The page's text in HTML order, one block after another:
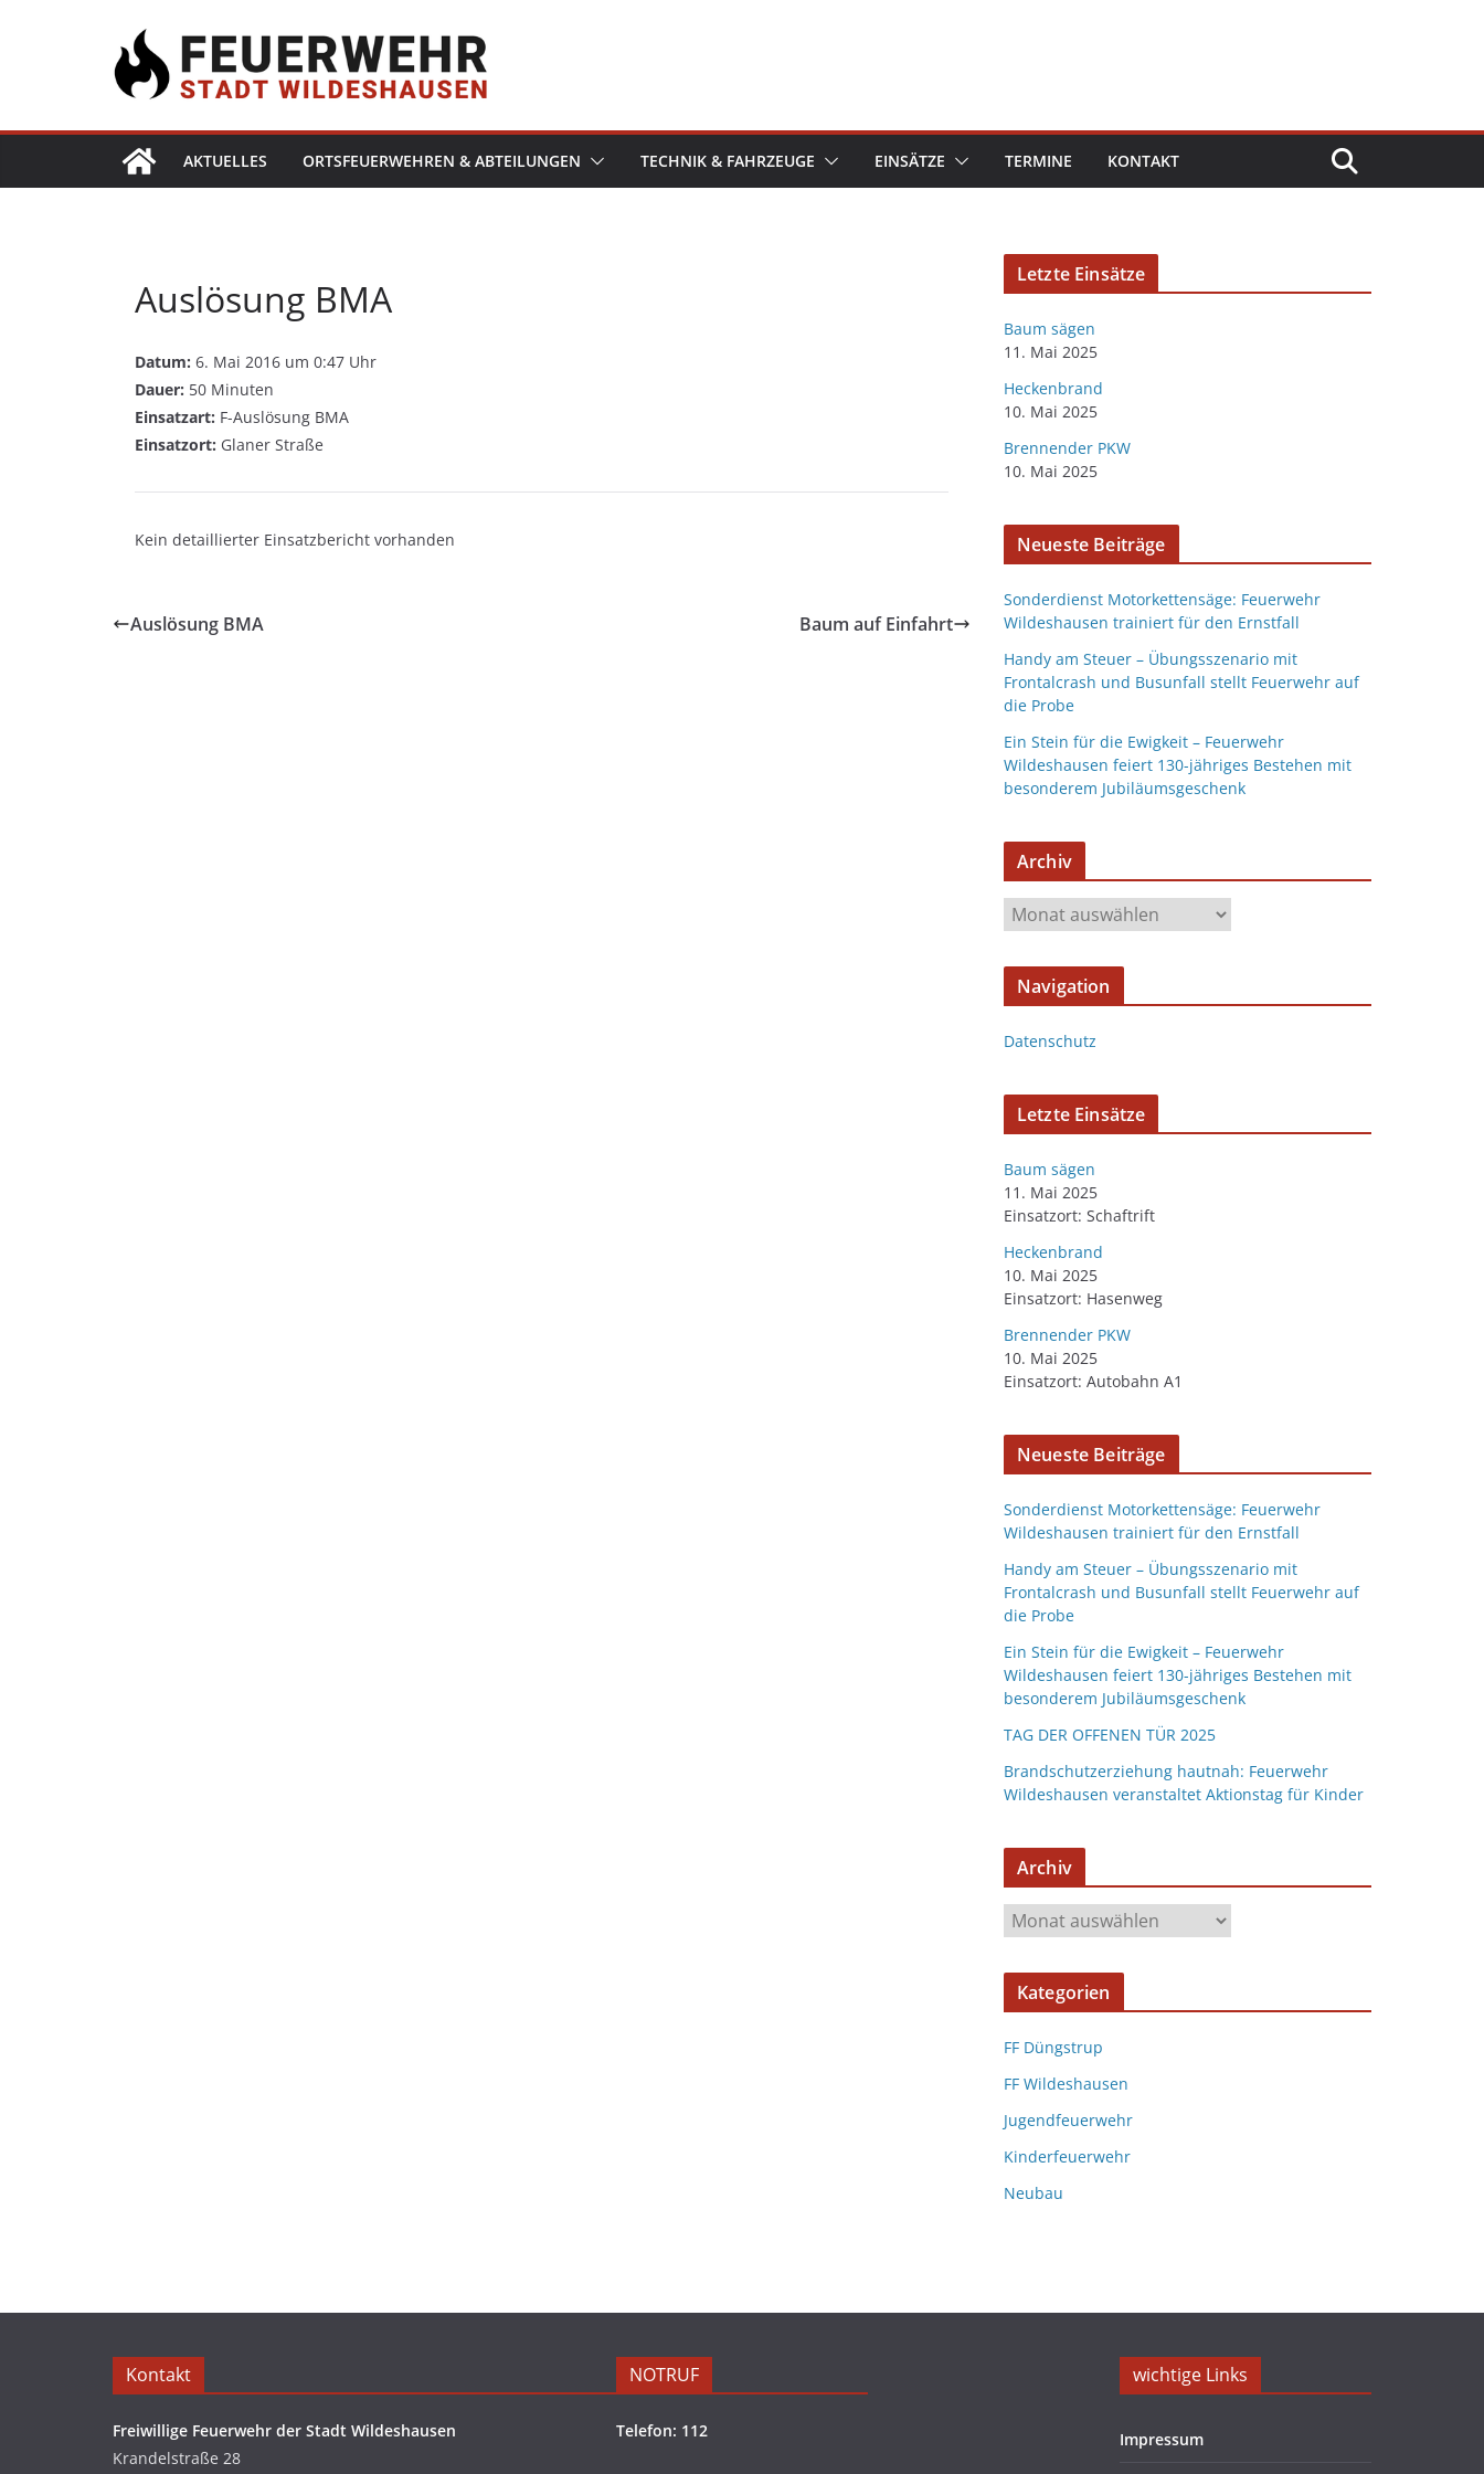
AKTUELLES ORTSFEUERWEHREN & ABTEILUNGEN TECHNIK & FAHRZEUGE EINSÄTZE TERMINE KONTAKT
Auslösung BMA
Datum: 6. Mai 2016 um 0:47 Uhr
Dauer: 50 Minuten
Einsatzart: F-Auslösung BMA
Einsatzort: Glaner Straße
Kein detaillierter Einsatzbericht vorhanden
Auslösung BMA Baum auf Einfahrt
Letzte Einsätze
Baum sägen
11. Mai 2025
Heckenbrand
10. Mai 2025
Brennender PKW
10. Mai 2025
Neueste Beiträge
Sonderdienst Motorkettensäge: Feuerwehr
Wildeshausen trainiert für den Ernstfall
Handy am Steuer – Übungsszenario mit
Frontalcrash und Busunfall stellt Feuerwehr auf
die Probe
Ein Stein für die Ewigkeit – Feuerwehr
Wildeshausen feiert 130-jähriges Bestehen mit
besonderem Jubiläumsgeschenk
Archiv
Navigation
Datenschutz
Letzte Einsätze
Baum sägen
11. Mai 2025
Einsatzort: Schaftrift
Heckenbrand
10. Mai 2025
Einsatzort: Hasenweg
Brennender PKW
10. Mai 2025
Einsatzort: Autobahn A1
Neueste Beiträge
Sonderdienst Motorkettensäge: Feuerwehr
Wildeshausen trainiert für den Ernstfall
Handy am Steuer – Übungsszenario mit
Frontalcrash und Busunfall stellt Feuerwehr auf
die Probe
Ein Stein für die Ewigkeit – Feuerwehr
Wildeshausen feiert 130-jähriges Bestehen mit
besonderem Jubiläumsgeschenk
TAG DER OFFENEN TÜR 2025
Brandschutzerziehung hautnah: Feuerwehr
Wildeshausen veranstaltet Aktionstag für Kinder
Archiv
Kategorien
FF Düngstrup
FF Wildeshausen
Jugendfeuerwehr
Kinderfeuerwehr
Neubau
Kontakt
Freiwillige Feuerwehr der Stadt Wildeshausen
Krandelstraße 28
NOTRUF
Telefon: 112
wichtige Links
Impressum